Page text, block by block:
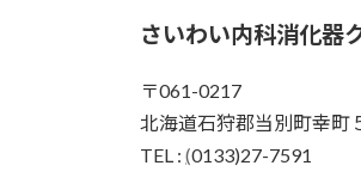
さいわい内科消化器
〒061-0217
北海道石狩郡当別町幸町
TEL : (0133)27-7591